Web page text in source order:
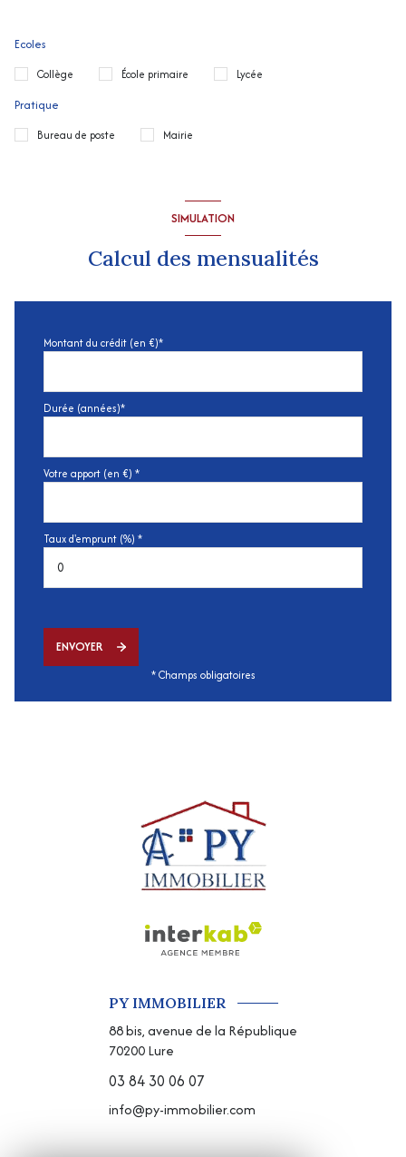
Ecoles
Collège École primaire Lycée
Pratique
Bureau de poste Mairie
SIMULATION
Calcul des mensualités
Montant du crédit (en €)*
Durée (années)*
Votre apport (en €) *
Taux d'emprunt (%) *
ENVOYER
* Champs obligatoires
PY IMMOBILIER
88 bis, avenue de la République
70200Lure
03 84 30 06 07
info@py-immobilier.com